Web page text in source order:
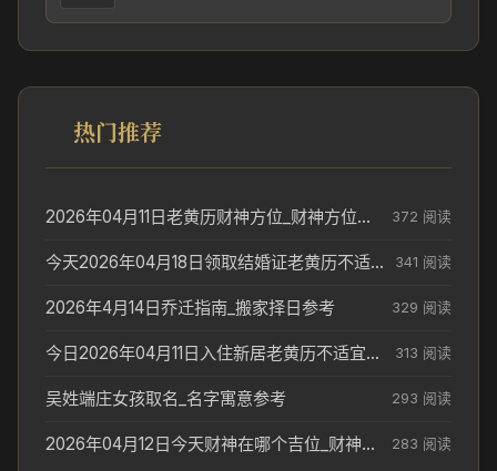
热门推荐
2026年04月11日老黄历财神方位_财神方位与供奉讲究 372 阅读
今天2026年04月18日领取结婚证老黄历不适合吗_领证日期参考 341 阅读
2026年4月14日乔迁指南_搬家择日参考 329 阅读
今日2026年04月11日入住新居老黄历不适宜吗_搬家择日参考 313 阅读
吴姓端庄女孩取名_名字寓意参考 293 阅读
2026年04月12日今天财神在哪个吉位_财神方位参考 283 阅读